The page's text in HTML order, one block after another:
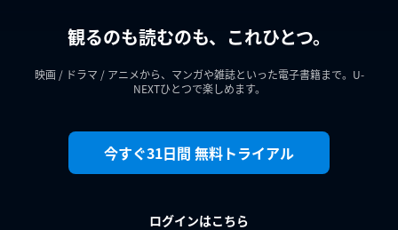
観るのも読むのも、これひとつ。
映画 / ドラマ / アニメから、マンガや雑誌といった電子書籍まで。U-
NEXTひとつで楽しめます。
今すぐ31日間 無料トライアル
ログインはこちら